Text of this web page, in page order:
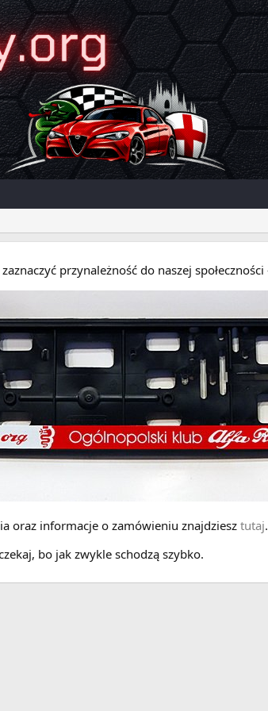
przynależność do naszej
oraz informacje o zamówieniu znajdziesz tutaj.
bo jak zwykle schodzą szybko.